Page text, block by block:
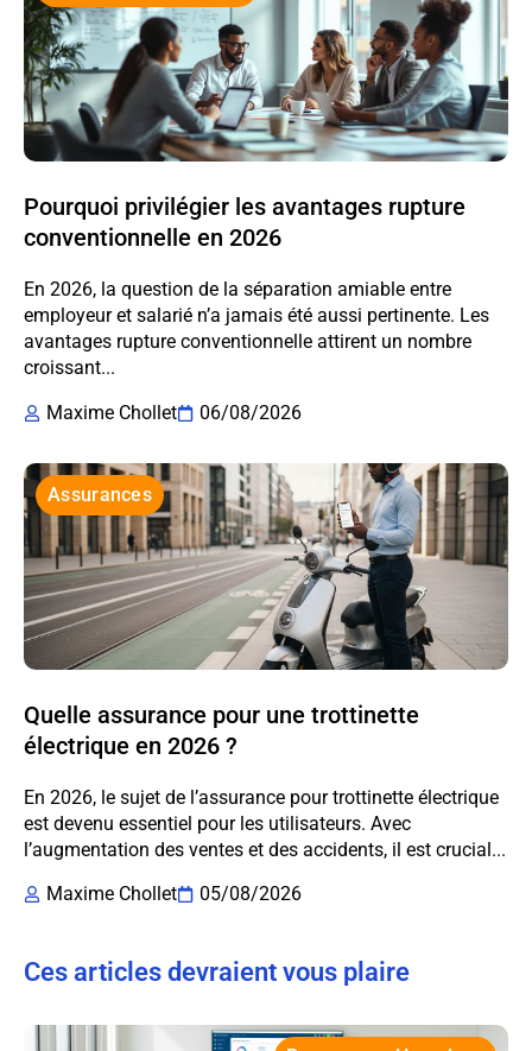
Pourquoi privilégier les avantages rupture
conventionnelle en 2026
En 2026, la question de la séparation amiable entre
employeur et salarié n’a jamais été aussi pertinente. Les
avantages rupture conventionnelle attirent un nombre
croissant...
Maxime Chollet
06/08/2026
Assurances
Quelle assurance pour une trottinette
électrique en 2026 ?
En 2026, le sujet de l’assurance pour trottinette électrique
est devenu essentiel pour les utilisateurs. Avec
l’augmentation des ventes et des accidents, il est crucial...
Maxime Chollet
05/08/2026
Ces articles devraient vous plaire